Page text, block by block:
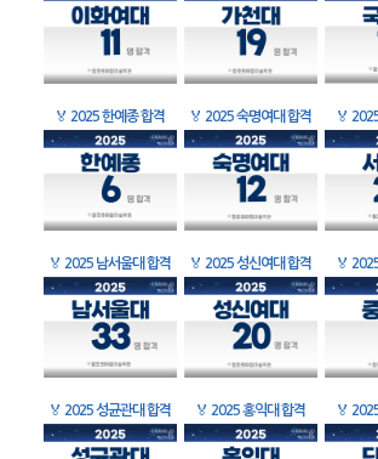
🏅 2025 한예종 합격 🏅 2025 숙명여대 합격 🏅
🏅 2025 남서울대 합격 🏅 2025 성신여대 합격 🏅
🏅 2025 성균관대 합격 🏅 2025 홍익대 합격 🏅